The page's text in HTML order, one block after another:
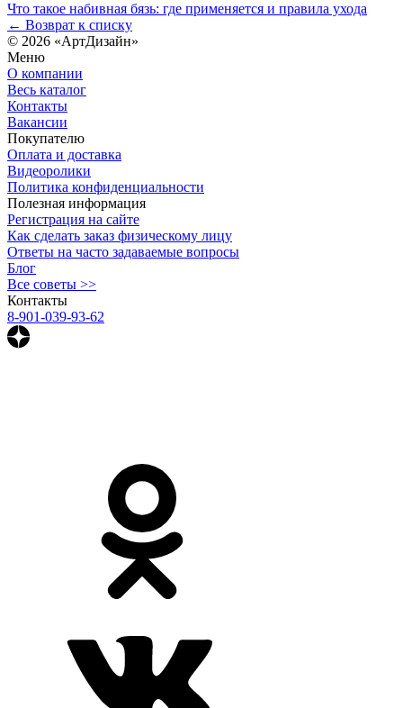
Что такое набивная бязь: где применяется и правила ухода
← Возврат к списку
© 2026 «АртДизайн»
Меню
О компании
Весь каталог
Контакты
Вакансии
Покупателю
Оплата и доставка
Видеоролики
Политика конфиденциальности
Полезная информация
Регистрация на сайте
Как сделать заказ физическому лицу
Ответы на часто задаваемые вопросы
Блог
Все советы >>
Контакты
8-901-039-93-62